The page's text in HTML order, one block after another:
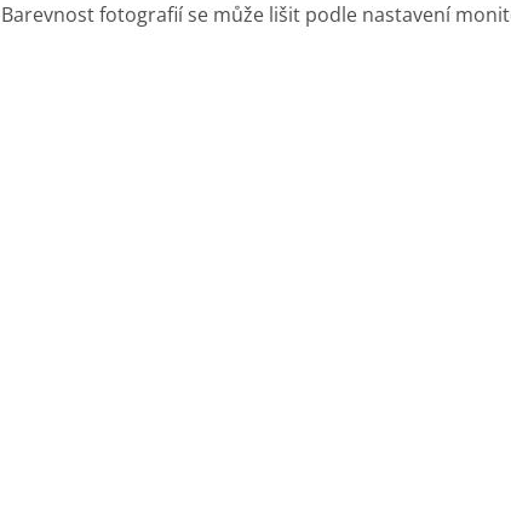
Barevnost fotografií se může lišit podle nastavení